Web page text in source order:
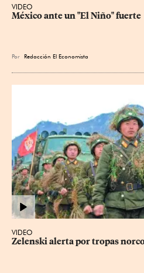
VIDEO
México ante un "El Niño" fuerte
Por Redacción El Economista
VIDEO
Zelenski alerta por tropas